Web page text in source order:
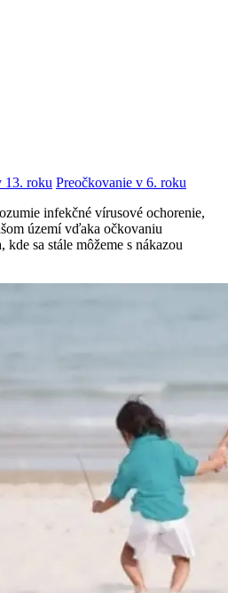
13. roku Preočkovanie v 6. roku
infekčné vírusové ochorenie,
území vďaka očkovaniu
sa stále môžeme s nákazou